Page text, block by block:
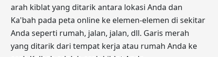
arah kiblat yang ditarik antara lokasi Anda dan
Ka'bah pada peta online ke elemen-elemen di sekitar
Anda seperti rumah, jalan, jalan, dll. Garis merah
yang ditarik dari tempat kerja atau rumah Anda ke